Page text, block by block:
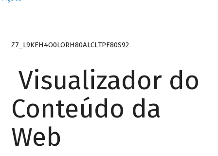
Z7_L9KEH4O0LORH80ALCLTPF80S92
Visualizador do
Conteúdo da
Web